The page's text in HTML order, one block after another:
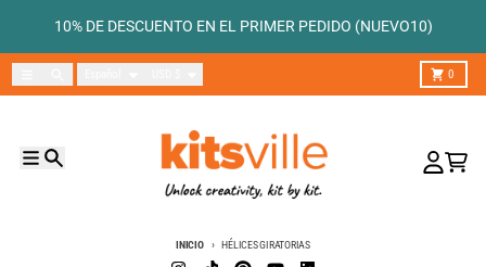
10% DE DESCUENTO EN EL PRIMER PEDIDO (NUEVO10)
0
Carro
INICIO HÉLICES GIRATORIAS